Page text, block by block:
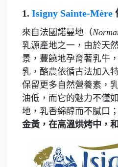
1. Isigny Sainte-Mère
來自法國諾曼地（
乳源產地之一，由於天
景，豐饒地孕育著乳牛
乳，酪農依循古法加入
保留更多自然營養素，
油低，而它的魅力不僅
地，乳香綿醇而不膩口；
金黃，在高溫烘烤中，